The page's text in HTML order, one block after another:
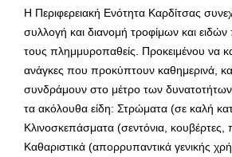
Η Περιφερειακή Ενότητα Καρδίτσας
συλλογή και διανομή τροφίμων και
τους πλημμυροπαθείς. Προκειμένου να
ανάγκες που προκύπτουν καθημερινά,
συνδράμουν στο μέτρο των
τα ακόλουθα είδη: Στρώματα (σε καλή
Κλινοσκεπάσματα (σεντόνια,
Καθαριστικά (απορρυπαντικά γενικής